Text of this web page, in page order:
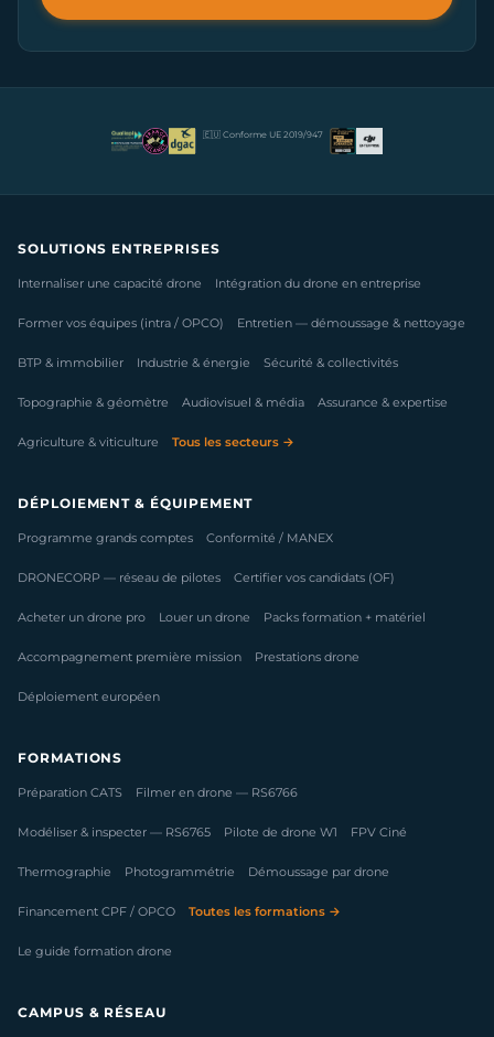
🇪🇺 Conforme UE 2019/947
SOLUTIONS ENTREPRISES
Internaliser une capacité drone Intégration du drone en entreprise
Former vos équipes (intra / OPCO) Entretien — démoussage & nettoyage
BTP & immobilier Industrie & énergie Sécurité & collectivités
Topographie & géomètre Audiovisuel & média Assurance & expertise
Agriculture & viticulture Tous les secteurs →
DÉPLOIEMENT & ÉQUIPEMENT
Programme grands comptes Conformité / MANEX
DRONECORP — réseau de pilotes Certifier vos candidats (OF)
Acheter un drone pro Louer un drone Packs formation + matériel
Accompagnement première mission Prestations drone
Déploiement européen
FORMATIONS
Préparation CATS Filmer en drone — RS6766
Modéliser & inspecter — RS6765 Pilote de drone W1 FPV Ciné
Thermographie Photogrammétrie Démoussage par drone
Financement CPF / OPCO Toutes les formations →
Le guide formation drone
CAMPUS & RÉSEAU